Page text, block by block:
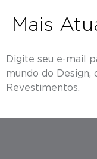
Mais
Digite seu e-mail
mundo do Design,
Revestimentos.